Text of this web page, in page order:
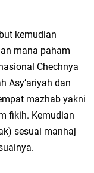
kemudian
mana paham
Chechnya
Asy’ariyah dan
mazhab yakni
fikih. Kemudian
sesuai manhaj